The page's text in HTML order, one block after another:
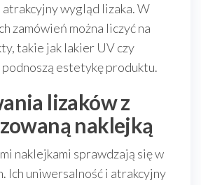
atrakcyjny wygląd lizaka. W
zamówień można liczyć na
takie jak lakier UV czy
estetykę produktu.
lizaków z
naklejką
naklejkami sprawdzają się w
Ich uniwersalność i atrakcyjny